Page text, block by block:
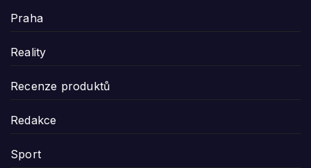
Praha
Reality
Recenze produktů
Redakce
Sport